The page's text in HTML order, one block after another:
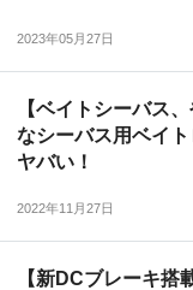
2023年05月27日
【ベイトシーバス
なシーバス用ベイ
ヤバい！
2022年11月27日
【新DCブレーキ搭